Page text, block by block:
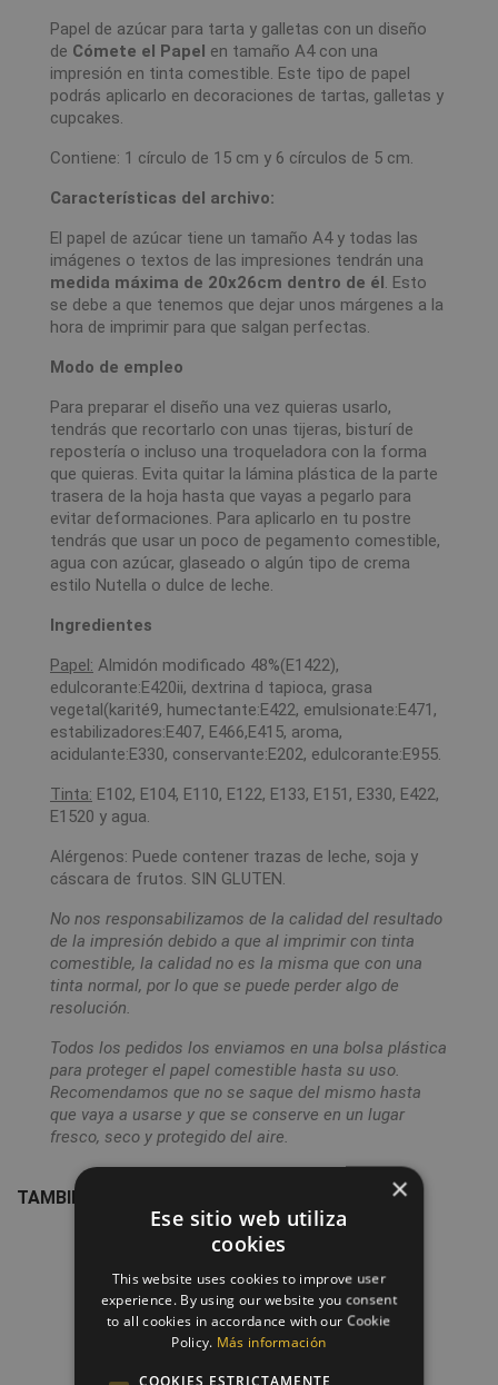
Papel de azúcar para tarta y galletas con un diseño
de Cómete el Papel en tamaño A4 con una
impresión en tinta comestible. Este tipo de papel
podrás aplicarlo en decoraciones de tartas, galletas y
cupcakes.
Contiene: 1 círculo de 15 cm y 6 círculos de 5 cm.
Características del archivo:
El papel de azúcar tiene un tamaño A4 y todas las
imágenes o textos de las impresiones tendrán una
medida máxima de 20x26cm dentro de él. Esto
se debe a que tenemos que dejar unos márgenes a la
hora de imprimir para que salgan perfectas.
Modo de empleo
Para preparar el diseño una vez quieras usarlo,
tendrás que recortarlo con unas tijeras, bisturí de
repostería o incluso una troqueladora con la forma
que quieras. Evita quitar la lámina plástica de la parte
trasera de la hoja hasta que vayas a pegarlo para
evitar deformaciones. Para aplicarlo en tu postre
tendrás que usar un poco de pegamento comestible,
agua con azúcar, glaseado o algún tipo de crema
estilo Nutella o dulce de leche.
Ingredientes
Papel: Almidón modificado 48%(E1422),
edulcorante:E420ii, dextrina d tapioca, grasa
vegetal(karité9, humectante:E422, emulsionate:E471,
estabilizadores:E407, E466,E415, aroma,
acidulante:E330, conservante:E202, edulcorante:E955.
Tinta: E102, E104, E110, E122, E133, E151, E330, E422,
E1520 y agua.
Alérgenos: Puede contener trazas de leche, soja y
cáscara de frutos. SIN GLUTEN.
No nos responsabilizamos de la calidad del resultado
de la impresión debido a que al imprimir con tinta
comestible, la calidad no es la misma que con una
tinta normal, por lo que se puede perder algo de
resolución.
Todos los pedidos los enviamos en una bolsa plástica
para proteger el papel comestible hasta su uso.
Recomendamos que no se saque del mismo hasta
que vaya a usarse y que se conserve en un lugar
fresco, seco y protegido del aire.
TAMBIÉN PODRÍA INTERESARLE ×
Ese sitio web utiliza
cookies
This website uses cookies to improve user
experience. By using our website you consent
to all cookies in accordance with our Cookie
Policy. Más información
COOKIES ESTRICTAMENTE